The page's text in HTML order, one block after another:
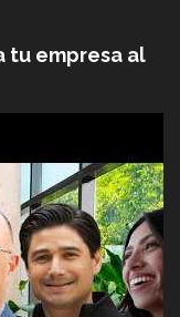
tu empresa al